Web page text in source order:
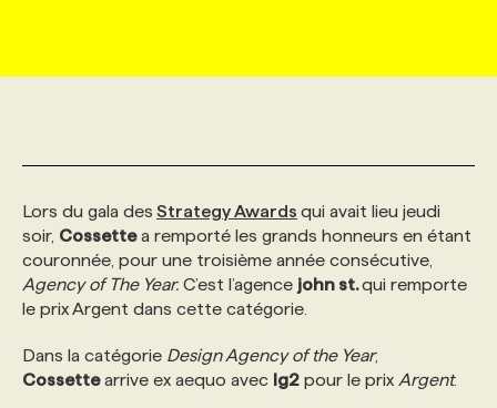
PRIX ET DISTINCTIONS
GEO/SEO
FAQ
FORMATIONS PERSONNALISÉES
NOS TARIFS
Lors du gala des Strategy Awards qui avait lieu jeudi
soir, Cossettea remporté les grands honneurs en étant
couronnée, pour une troisième année consécutive,
Agency of The Year. C’est l’agence john st.qui remporte
le prix Argent dans cette catégorie.
Dans la catégorie Design Agency of the Year,
Cossettearrive ex aequo avec lg2 pour le prix Argent.